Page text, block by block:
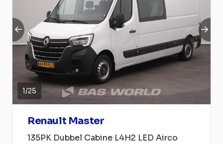
1/25
Renault Master
135PK Dubbel Cabine L4H2 LED Airco